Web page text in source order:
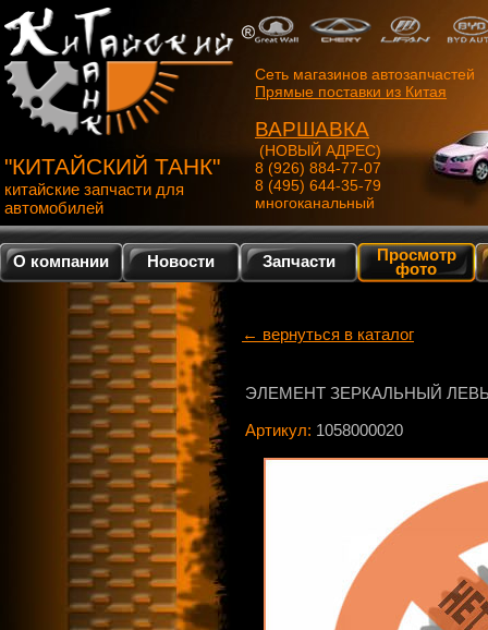
"КИТАЙСКИЙ ТАНК"
китайские запчасти для
автомобилей
Сеть магазинов автозапчастей
Прямые поставки из Китая
ВАРШАВКА
(НОВЫЙ АДРЕС)
8 (926) 884-77-07
8 (495) 644-35-79
многоканальный
О компании Новости Запчасти Просмотр
фото
← вернуться в каталог
ЭЛЕМЕНТ ЗЕРКАЛЬНЫЙ
Артикул: 1058000020